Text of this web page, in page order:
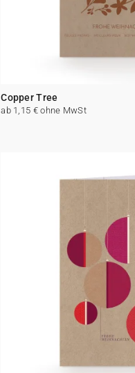
Copper Tree
ab 1,15 € ohne MwSt